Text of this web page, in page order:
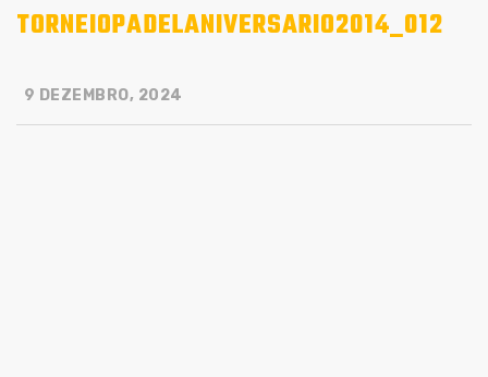
TORNEIOPADELANIVERSARIO2014_012
9 DEZEMBRO, 2024